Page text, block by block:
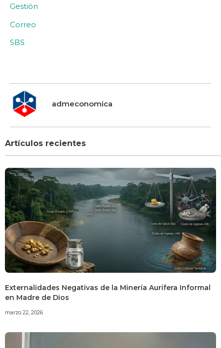
Gestión
Correo
SBS
admeconomica
Artículos recientes
Externalidades Negativas de la Minería Aurífera Informal
en Madre de Dios
marzo 22, 2026